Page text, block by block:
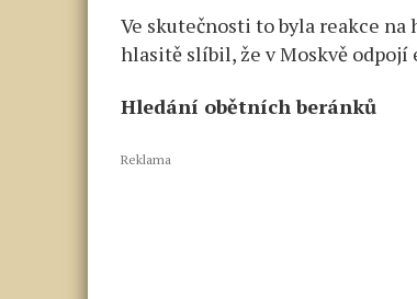
Ve skutečnosti to byla reakce
hlasitě slíbil, že v Moskvě
Hledání obětních beránků
Reklama